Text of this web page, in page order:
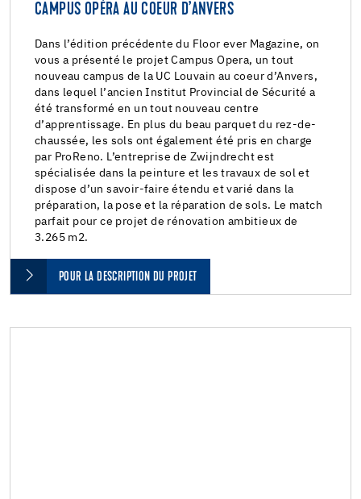
CAMPUS OPÉRA AU COEUR D’ANVERS
Dans l’édition précédente du Floor ever Magazine, on
vous a présenté le projet Campus Opera, un tout
nouveau campus de la UC Louvain au coeur d’Anvers,
dans lequel l’ancien Institut Provincial de Sécurité a
été transformé en un tout nouveau centre
d’apprentissage. En plus du beau parquet du rez-de-
chaussée, les sols ont également été pris en charge
par ProReno. L’entreprise de Zwijndrecht est
spécialisée dans la peinture et les travaux de sol et
dispose d’un savoir-faire étendu et varié dans la
préparation, la pose et la réparation de sols. Le match
parfait pour ce projet de rénovation ambitieux de
3.265 m2.
POUR LA DESCRIPTION DU PROJET